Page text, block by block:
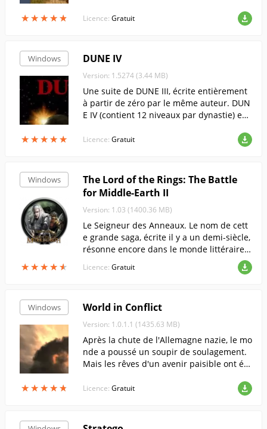
★★★★★
★★★★★ Licence: Gratuit
Windows
★★★★★
★★★★★
DUNE IV
Version: 1.5274 (3.44 MB)
Une suite de DUNE III, écrite entièrement
à partir de zéro par le même auteur. DUN
E IV (contient 12 niveaux par dynastie) est,
e DUNE II.
Licence: Gratuit
Windows
★★★★★
★★★★★
The Lord of the Rings: The Battle
for Middle-Earth II
Version: 1.03 (1400.36 MB)
Le Seigneur des Anneaux. Le nom de cett
e grande saga, écrite il y a un demi-siècle,
résonne encore dans le monde littéraire,
au cinéma et, bien sûr, dans les jeux. The
Lord of the Rings : The Battle for Middle-E
ns le genre du jeu de stratégie. La premiè
re partie du jeu a connu un succès immé
alité de quelques points supplémentaire
s.
Licence: Gratuit
Windows
★★★★★
★★★★★
World in Conflict
Version: 1.0.1.1 (1435.63 MB)
Après la chute de l'Allemagne nazie, le mo
nde a poussé un soupir de soulagement.
Mais les rêves d'un avenir paisible ont été
l'Europe ! Prenant un pays après l'autre, l
es armées de l'URSS ont fait de l'Occident
Leur destination finale - les USA !
Licence: Gratuit